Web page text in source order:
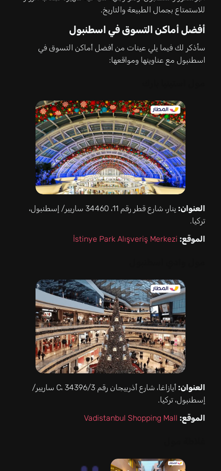
للاستمتاع بجمال الطبيعة والتاريخ.
أفضل أماكن التسوق في اسطنبول
سأذكر لك فيما يلي عينات من أفضل أماكن التسوق في
اسطنبول مع عناوينها ومواقعها:
العنوان:
بِنار، شارع قطر رقم 11، 34460 ساريير/ إسطنبول،
تركيا.
الموقع: İstinye Park Alışveriş Merkezi
العنوان:
أيازاغا، شارع أذربيجان رقم 3/C، 34396 ساريير/
إسطنبول، تركيا.
الموقع: Vadistanbul Shopping Mall